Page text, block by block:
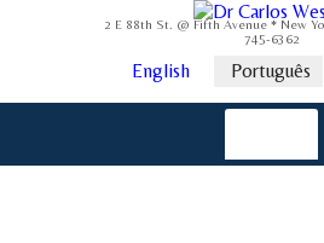
2 E 88th St. @ Fifth Avenue * New
745-6362
English Português